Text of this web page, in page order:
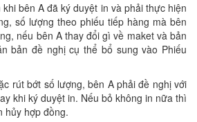
bên A đã ký duyệt in và phải thực hiện
số lượng theo phiếu tiếp hàng mà bên
nếu bên A thay đổi gì về maket và bản
bản đề nghị cụ thể bổ sung vào Phiếu
rút bớt số lượng, bên A phải đề nghị với
khi ký duyệt in. Nếu bỏ không in nữa thì
hủy hợp đồng.